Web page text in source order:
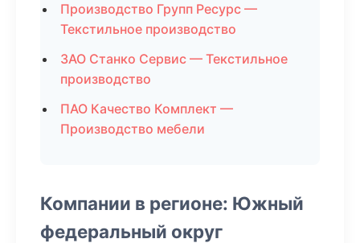
Производство Групп Ресурс —
Текстильное производство
ЗАО Станко Сервис — Текстильное
производство
ПАО Качество Комплект —
Производство мебели
Компании в регионе: Южный
федеральный округ